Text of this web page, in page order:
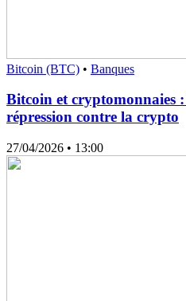
Bitcoin (BTC) • Banques
Bitcoin et cryptomonnaies
répression contre la crypto
27/04/2026 • 13:00